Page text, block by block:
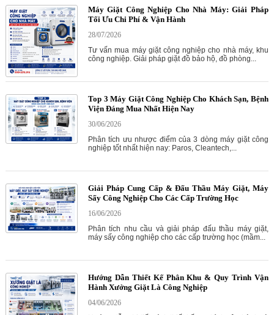
Máy Giặt Công Nghiệp Cho Nhà Máy: Giải Pháp
Tối Ưu Chi Phí & Vận Hành
28/07/2026
Tư vấn mua máy giặt công nghiệp cho nhà máy, khu
công nghiệp. Giải pháp giặt đồ bảo hộ, đồ phòng...
Top 3 Máy Giặt Công Nghiệp Cho Khách Sạn, Bệnh
Viện Đáng Mua Nhất Hiện Nay
30/06/2026
Phân tích ưu nhược điểm của 3 dòng máy giặt công
nghiệp tốt nhất hiện nay: Paros, Cleantech,...
Giải Pháp Cung Cấp & Đấu Thầu Máy Giặt, Máy
Sấy Công Nghiệp Cho Các Cấp Trường Học
16/06/2026
Phân tích nhu cầu và giải pháp đấu thầu máy giặt,
máy sấy công nghiệp cho các cấp trường học (mầm...
Hướng Dẫn Thiết Kế Phân Khu & Quy Trình Vận
Hành Xưởng Giặt Là Công Nghiệp
04/06/2026